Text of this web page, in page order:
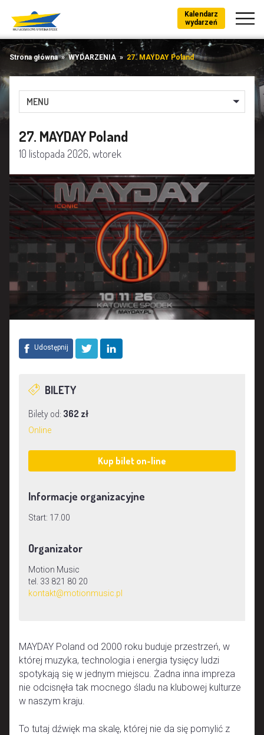
Kalendarz
wydarzeń
Strona główna»WYDARZENIA » 27. MAYDAY Poland
MENU
27. MAYDAY Poland
10 listopada 2026, wtorek
Udostępnij
BILETY
Bilety od: 362 zł
Online
Kup bilet on-line
Informacje organizacyjne
Start: 17.00
Organizator
Motion Music
tel. 33 821 80 20
kontakt@motionmusic.pl
MAYDAY Poland od 2000 roku buduje przestrzeń, w
której muzyka, technologia i energia tysięcy ludzi
spotykają się w jednym miejscu. Żadna inna impreza
nie odcisnęła tak mocnego śladu na klubowej kulturze
w naszym kraju.
To tutaj dźwięk ma skalę, której nie da się pomylić z